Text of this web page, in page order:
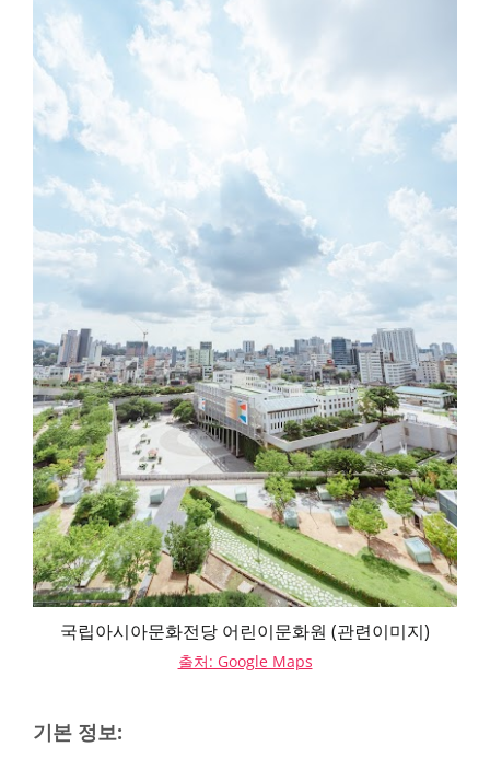
국립아시아문화전당 어린이문화원 (관련이미지)
출처: Google Maps
기본 정보: